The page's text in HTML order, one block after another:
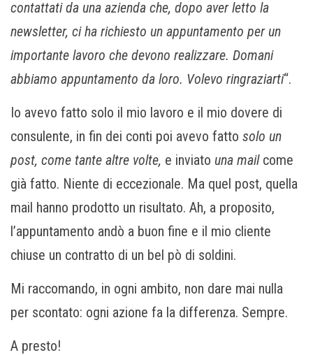
contattati da una azienda che, dopo aver letto la
newsletter, ci ha richiesto un appuntamento per un
importante lavoro che devono realizzare. Domani
abbiamo appuntamento da loro. Volevo ringraziarti“.
Io avevo fatto solo il mio lavoro e il mio dovere di
consulente, in fin dei conti poi avevo fatto solo un
post, come tante altre volte, e inviato una mail come
già fatto. Niente di eccezionale. Ma quel post, quella
mail hanno prodotto un risultato. Ah, a proposito,
l’appuntamento andò a buon fine e il mio cliente
chiuse un contratto di un bel pò di soldini.
Mi raccomando, in ogni ambito, non dare mai nulla
per scontato: ogni azione fa la differenza. Sempre.
A presto!